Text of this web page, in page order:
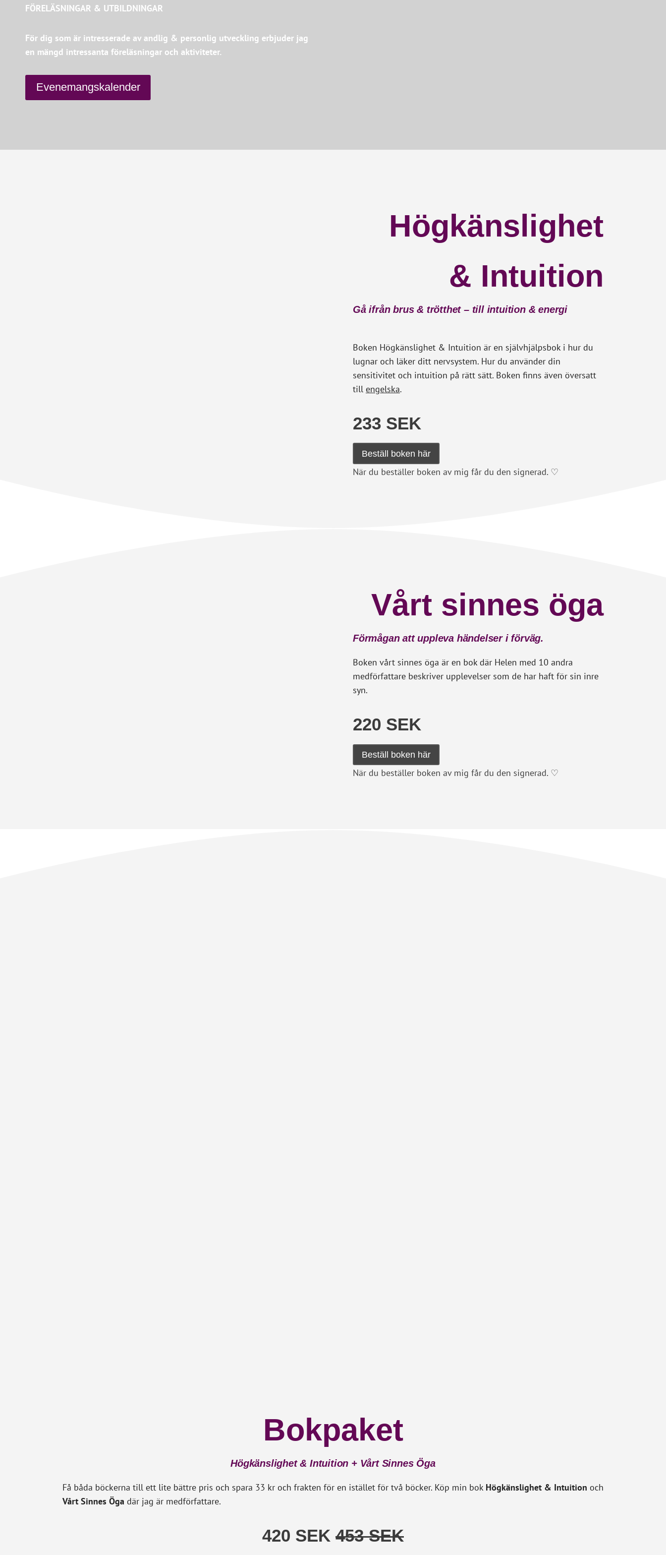
FÖRELÄSNINGAR & UTBILDNINGAR
För dig som är intresserade av andlig & personlig utveckling erbjuder jag
en mängd intressanta föreläsningar och aktiviteter.
Evenemangskalender
Högkänslighet
& Intuition
Gå ifrån brus & trötthet – till intuition & energi
Boken Högkänslighet & Intuition är en självhjälpsbok i hur du
lugnar och läker ditt nervsystem. Hur du använder din
sensitivitet och intuition på rätt sätt. Boken finns även översatt
till engelska.
233 SEK
Beställ boken här
När du beställer boken av mig får du den signerad. ♡
Vårt sinnes öga
Förmågan att uppleva händelser i förväg.
Boken vårt sinnes öga är en bok där Helen med 10 andra
medförfattare beskriver upplevelser som de har haft för sin inre
syn.
220 SEK
Beställ boken här
När du beställer boken av mig får du den signerad. ♡
Bokpaket
Högkänslighet & Intuition + Vårt Sinnes Öga
Få båda böckerna till ett lite bättre pris och spara 33 kr och frakten för en istället för två böcker. Köp min bok Högkänslighet & Intuition och
Vårt Sinnes Öga där jag är medförfattare.
420 SEK 453 SEK